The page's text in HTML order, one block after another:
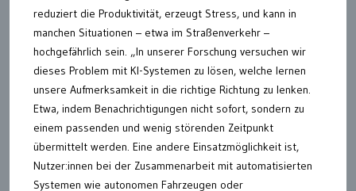
reduziert die Produktivität, erzeugt Stress, und kann in
manchen Situationen – etwa im Straßenverkehr –
hochgefährlich sein. „In unserer Forschung versuchen wir
dieses Problem mit KI-Systemen zu lösen, welche lernen
unsere Aufmerksamkeit in die richtige Richtung zu lenken.
Etwa, indem Benachrichtigungen nicht sofort, sondern zu
einem passenden und wenig störenden Zeitpunkt
übermittelt werden. Eine andere Einsatzmöglichkeit ist,
Nutzer:innen bei der Zusammenarbeit mit automatisierten
Systemen wie autonomen Fahrzeugen oder